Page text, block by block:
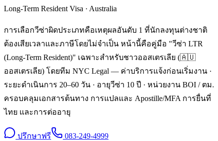
Long-Term Resident Visa · Australia
การเลือกวีซ่าผิดประเภทคือเหตุผลอันดับ 1 ที่นักลงทุนต่างชาติ
ต้องเสียเวลาและภาษีโดยไม่จำเป็น หน้านี้คือคู่มือ "วีซ่า LTR
(Long-Term Resident)" เฉพาะสำหรับชาวออสเตรเลีย (🇦🇺
ออสเตรเลีย) โดยทีม NYC Legal — ค่าบริการแจ้งก่อนเริ่มงาน ·
ระยะดำเนินการ 20–60 วัน · อายุวีซ่า 10 ปี · หน่วยงาน BOI / ตม.
ครอบคลุมเอกสารต้นทาง การแปลและ Apostille/MFA การยื่นที่
ไทย และการต่ออายุ
ปรึกษาฟรี
083-249-4999